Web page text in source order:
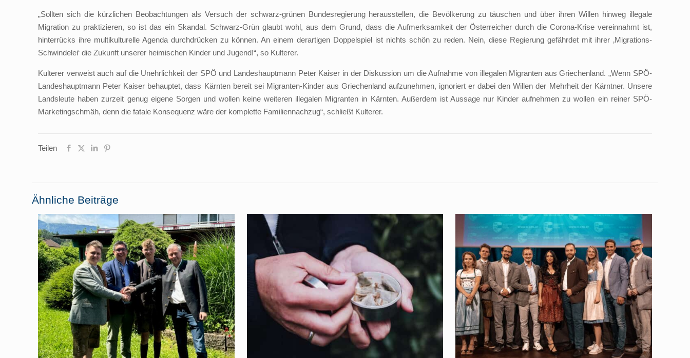
„Sollten sich die kürzlichen Beobachtungen als Versuch der schwarz-grünen Bundesregierung herausstellen, die Bevölkerung zu täuschen und über ihren Willen hinweg illegale
Migration zu praktizieren, so ist das ein Skandal. Schwarz-Grün glaubt wohl, aus dem Grund, dass die Aufmerksamkeit der Österreicher durch die Corona-Krise vereinnahmt ist,
hinterrücks ihre multikulturelle Agenda durchdrücken zu können. An einem derartigen Doppelspiel ist nichts schön zu reden. Nein, diese Regierung gefährdet mit ihrer ‚Migrations-
Schwindelei‘ die Zukunft unserer heimischen Kinder und Jugend!“, so Kulterer.
Kulterer verweist auch auf die Unehrlichkeit der SPÖ und Landeshauptmann Peter Kaiser in der Diskussion um die Aufnahme von illegalen Migranten aus Griechenland. „Wenn SPÖ-
Landeshauptmann Peter Kaiser behauptet, dass Kärnten bereit sei Migranten-Kinder aus Griechenland aufzunehmen, ignoriert er dabei den Willen der Mehrheit der Kärntner. Unsere
Landsleute haben zurzeit genug eigene Sorgen und wollen keine weiteren illegalen Migranten in Kärnten. Außerdem ist Aussage nur Kinder aufnehmen zu wollen ein reiner SPÖ-
Marketingschmäh, denn die fatale Konsequenz wäre der komplette Familiennachzug“, schließt Kulterer.
Teilen
Ähnliche Beiträge